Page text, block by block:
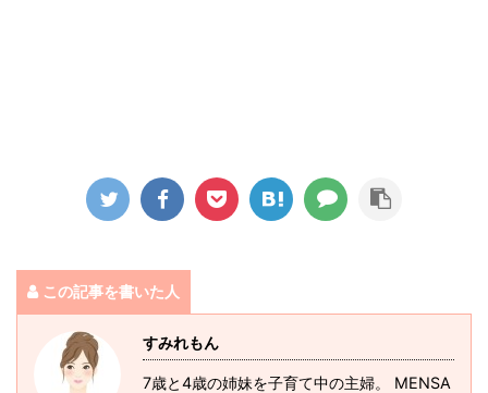
この記事を書いた人
すみれもん
7歳と4歳の姉妹を子育て中の主婦。 MENSA